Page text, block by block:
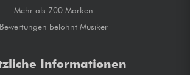
Mehr als 700 Marken
Bewertungen belohnt Musiker
Informationen